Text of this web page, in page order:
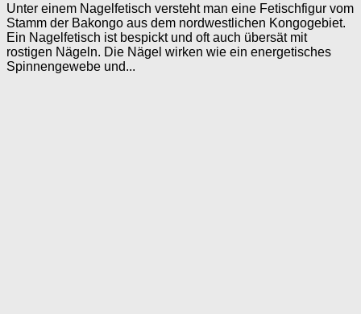
Unter einem Nagelfetisch versteht man eine Fetischfigur vom
Stamm der Bakongo aus dem nordwestlichen Kongogebiet.
Ein Nagelfetisch ist bespickt und oft auch übersät mit
rostigen Nägeln. Die Nägel wirken wie ein energetisches
Spinnengewebe und...